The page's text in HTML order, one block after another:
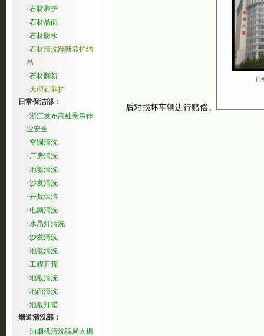
·石材养护
·石材晶面
·石材防水
·石材清洗翻新养护结
晶
·石材翻新
·大理石养护
日常保洁部：
·浙江发布高处悬吊作
业安全
· 空调清洗
· 厂房清洗
·地毯清洗
·沙发清洗
·开荒保洁
·电脑清洗
·水晶灯清洗
·沙发清洗
·地毯清洗
·工程开荒
·地板清洗
·地面清洗
·地板打蜡
烟道清洗部：
·油烟机清洗骗局大揭
后对损坏车辆进行赔偿。